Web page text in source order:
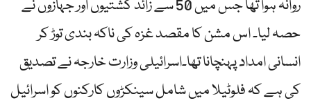
روانہ ہوا تھا جس میں 50 سے زائد کشتیوں اور جہازوں نے
حصہ لیا۔ اس مشن کا مقصد غزہ کی ناکہ بندی توڑ کر
انسانی امداد پہنچانا تھا۔اسرائیلی وزارت خارجہ نے تصدیق
کی ہے کہ فلوٹیلا میں شامل سینکڑوں کارکنوں کو اسرائیل